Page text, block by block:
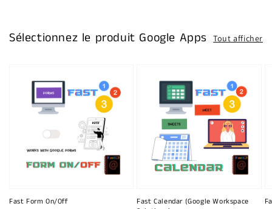
Sélectionnez le produit Google Apps Tout afficher
Fast Form On/Off
Fast Calendar (Google Workspace